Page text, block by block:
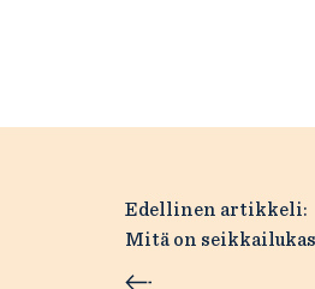
Artikkelien
Edellinen artikkeli:
Mitä on